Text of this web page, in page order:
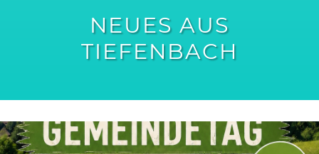
NEUES AUS
TIEFENBACH